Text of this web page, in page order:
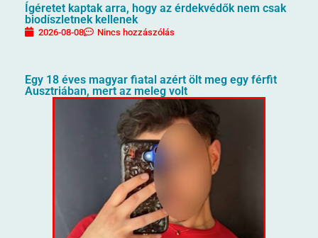
Ígéretet kaptak arra, hogy az érdekvédők nem csak
biodíszletnek kellenek
2026-08-08 Nincs hozzászólás
Egy 18 éves magyar fiatal azért ölt meg egy férfit
Ausztriában, mert az meleg volt